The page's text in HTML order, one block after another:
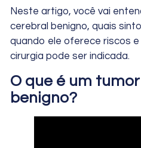
Neste artigo, você vai
cerebral benigno, quais
quando ele oferece riscos
cirurgia pode ser indicada.
O que é um
benigno?